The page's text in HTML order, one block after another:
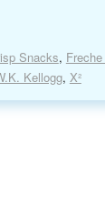
Snacks,
Kellogg, X²